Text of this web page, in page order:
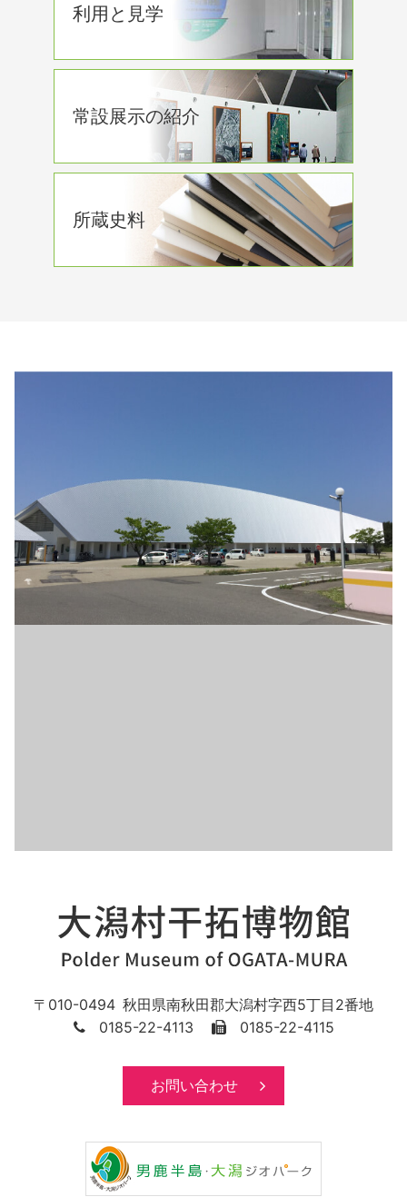
利用と見学
常設展示の紹介
所蔵史料
010-0494 秋田県南秋田郡大潟村字西5丁目2番地
0185-22-4113
0185-22-4115
お問い合わせ